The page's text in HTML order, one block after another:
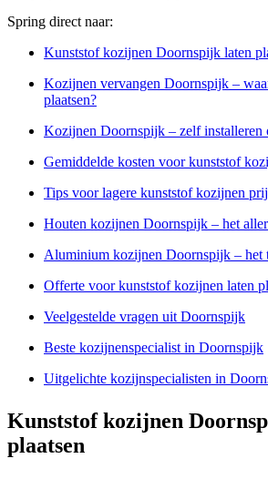
Spring direct naar:
Kunststof kozijnen Doornspijk laten
Kozijnen vervangen Doornspijk –
plaatsen?
Kozijnen Doornspijk – zelf installeren
Gemiddelde kosten voor kunststof
Tips voor lagere kunststof kozijnen
Houten kozijnen Doornspijk – het
Aluminium kozijnen Doornspijk – het
Offerte voor kunststof kozijnen laten
Veelgestelde vragen uit Doornspijk
Beste kozijnenspecialist in Doornspijk
Uitgelichte kozijnspecialisten in
Kunststof kozijnen
plaatsen